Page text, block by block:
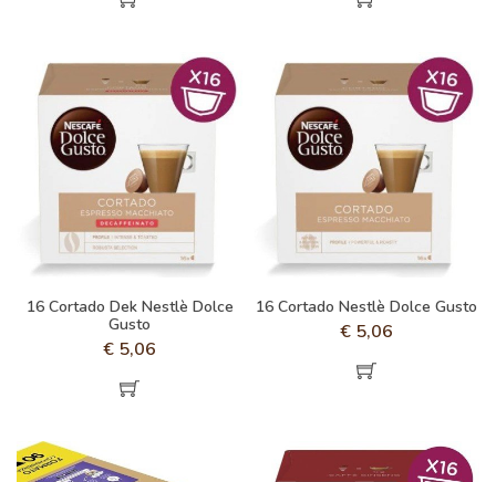
16 Cortado Dek Nestlè Dolce
Gusto
€ 5,06
16 Cortado Nestlè Dolce Gusto
€ 5,06